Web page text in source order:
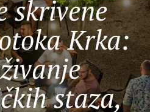
skrivene
Krka:
staza,